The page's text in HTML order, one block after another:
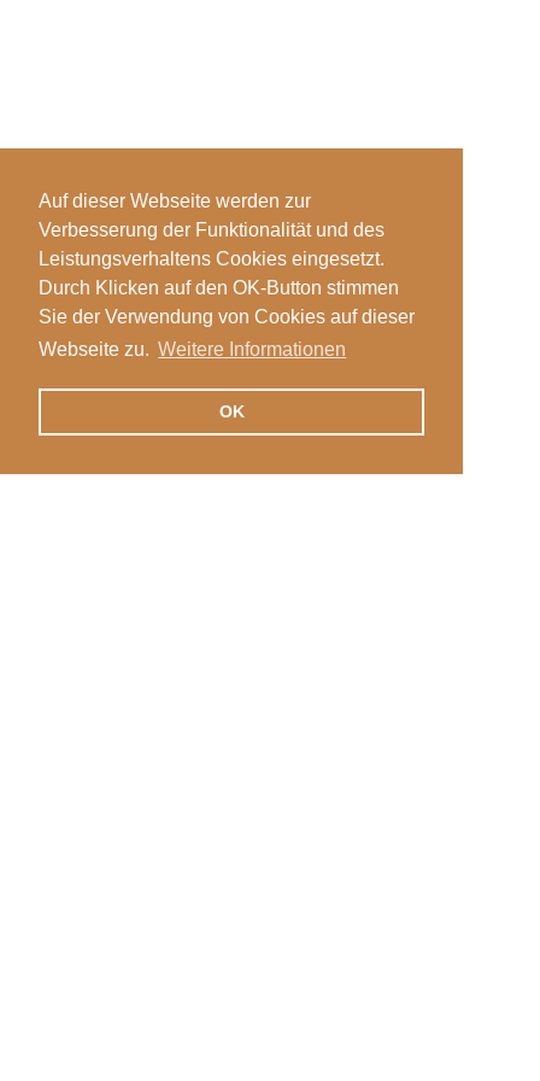
Auf dieser Webseite werden zur
Verbesserung der Funktionalität und des
Leistungsverhaltens Cookies eingesetzt.
Durch Klicken auf den OK-Button stimmen
Sie der Verwendung von Cookies auf dieser
Webseite zu. Weitere Informationen
OK